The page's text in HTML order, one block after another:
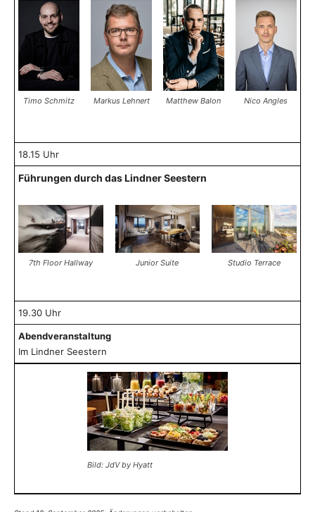
Timo Schmitz Markus Lehnert Matthew Balon Nico Angles
18.15 Uhr
Führungen durch das Lindner Seestern
7th Floor Hallway Junior Suite Studio Terrace
19.30 Uhr
Abendveranstaltung
Im Lindner Seestern
Bild: JdV by Hyatt